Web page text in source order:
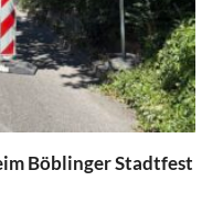
Böblinger Stadtfest